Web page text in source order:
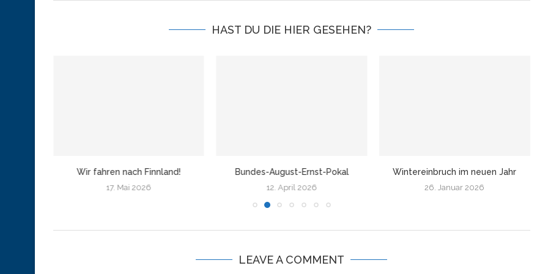
HAST DU DIE HIER GESEHEN?
Wir fahren nach Finnland!
17. Mai 2026
Bundes-August-Ernst-Pokal
12. April 2026
Wintereinbruch im neuen Jahr
26. Januar 2026
LEAVE A COMMENT